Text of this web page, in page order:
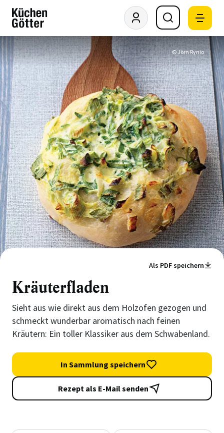
© Jörn Rynio
Als PDF speichern
Kräuterfladen
Sieht aus wie direkt aus dem Holzofen gezogen und
schmeckt wunderbar aromatisch nach feinen
Kräutern: Ein toller Klassiker aus dem Schwabenland.
In Sammlung speichern
Rezept als E-Mail senden